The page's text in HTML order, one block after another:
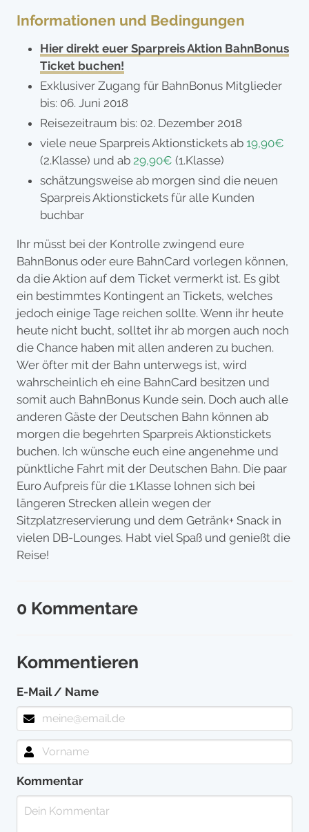
Informationen und Bedingungen
Hier direkt euer Sparpreis Aktion BahnBonus
Ticket buchen!
Exklusiver Zugang für BahnBonus Mitglieder
bis: 06. Juni 2018
Reisezeitraum bis: 02. Dezember 2018
viele neue Sparpreis Aktionstickets ab 19,90€
(2.Klasse) und ab 29,90€ (1.Klasse)
schätzungsweise ab morgen sind die neuen
Sparpreis Aktionstickets für alle Kunden
buchbar
Ihr müsst bei der Kontrolle zwingend eure
BahnBonus oder eure BahnCard vorlegen können,
da die Aktion auf dem Ticket vermerkt ist. Es gibt
ein bestimmtes Kontingent an Tickets, welches
jedoch einige Tage reichen sollte. Wenn ihr heute
heute nicht bucht, solltet ihr ab morgen auch noch
die Chance haben mit allen anderen zu buchen.
Wer öfter mit der Bahn unterwegs ist, wird
wahrscheinlich eh eine BahnCard besitzen und
somit auch BahnBonus Kunde sein. Doch auch alle
anderen Gäste der Deutschen Bahn können ab
morgen die begehrten Sparpreis Aktionstickets
buchen. Ich wünsche euch eine angenehme und
pünktliche Fahrt mit der Deutschen Bahn. Die paar
Euro Aufpreis für die 1.Klasse lohnen sich bei
längeren Strecken allein wegen der
Sitzplatzreservierung und dem Getränk+ Snack in
vielen DB-Lounges. Habt viel Spaß und genießt die
Reise!
0 Kommentare
Kommentieren
E-Mail / Name
Kommentar